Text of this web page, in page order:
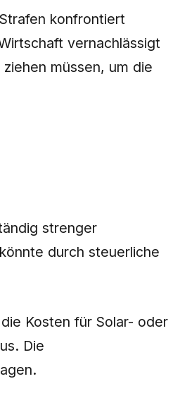
konfrontiert
vernachlässigt
müssen, um die
strenger
durch steuerliche
Kosten für Solar- oder
Die